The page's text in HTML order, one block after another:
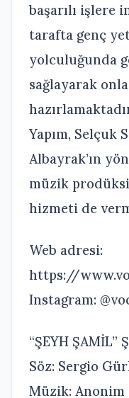
başarılı işlere
tarafta genç
yolculuğunda
sağlayarak
Yapım, Selçuk
Albayrak’ın
müzik
hizmeti de
Web adresi:
https://
Instagram:
“ŞEYH ŞAMİL”
Söz: Sergio
Müzik: Anonim